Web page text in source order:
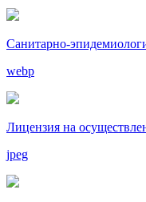
Санитарно-
webp
Лицензия на
jpeg